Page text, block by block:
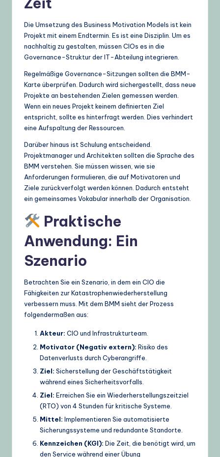
Die Umsetzung des Business Motivation Models ist kein
Projekt mit einem Endtermin. Es ist eine Disziplin. Um es
nachhaltig zu gestalten, müssen CIOs es in die
Governance-Struktur der IT-Abteilung integrieren.
Regelmäßige Governance-Sitzungen sollten die BMM-
Karte überprüfen. Dadurch wird sichergestellt, dass neue
Projekte an bestehenden Zielen gemessen werden.
Wenn ein neues Projekt keinem definierten Ziel
entspricht, sollte es hinterfragt werden. Dies verhindert
eine Aufspaltung der Ressourcen.
Darüber hinaus ist Schulung entscheidend.
Projektmanager und Architekten sollten die Sprache des
BMM verstehen. Sie müssen wissen, wie sie
Anforderungen formulieren, die auf Motivatoren und
Ziele zurückverfolgt werden können. Dadurch entsteht
ein gemeinsames Vokabular innerhalb der Organisation.
Praktische
Anwendung: Ein
Szenario
Betrachten Sie ein Szenario, in dem ein CIO die
Fähigkeiten zur Katastrophenwiederherstellung
verbessern muss. Mit dem BMM sieht der Prozess
folgendermaßen aus:
Akteur: CIO und Infrastrukturteam.
Motivator (Negativ extern): Risiko des
Datenverlusts durch Cyberangriffe.
Ziel: Sicherstellung der Geschäftstätigkeit
während eines Sicherheitsvorfalls.
Ziel: Erreichen Sie ein Wiederherstellungszeitziel
(RTO) von 4 Stunden für kritische Systeme.
Mittel: Implementieren Sie automatisierte
Sicherungssysteme und redundante Standorte.
Kennzeichen (KGI): Die Zeit, die benötigt wird, um
den Service während einer Übung